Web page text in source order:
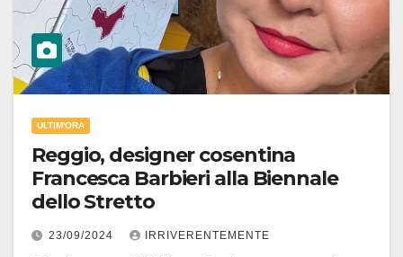
ULTIM'ORA
Reggio, designer cosentina
Francesca Barbieri alla Biennale
dello Stretto
23/09/2024 IRRIVERENTEMENTE